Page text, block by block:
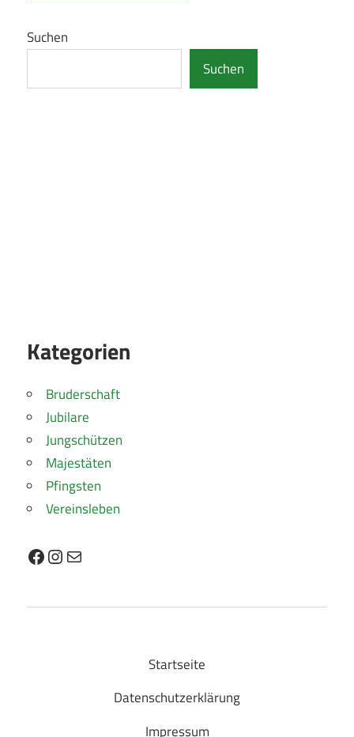
Suchen
Suchen
Kategorien
Bruderschaft
Jubilare
Jungschützen
Majestäten
Pfingsten
Vereinsleben
Facebook
Instagram
E-Mail
Startseite
Datenschutzerklärung
Impressum